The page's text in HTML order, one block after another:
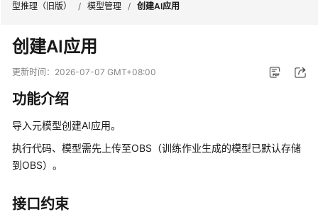
最
新
动
务
公
告
品
型推理（旧版）
/ 模型管理 / 创建AI应用
创建AI应用
更新时间： 2026-07-07 GMT+08:00
功能介绍
导入元模型创建AI应用。
执行代码、模型需先上传至OBS（训练作业生成的模型已默认存储
到OBS）。
接口约束